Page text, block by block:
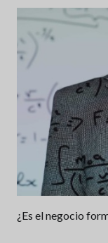
¿Es el negocio